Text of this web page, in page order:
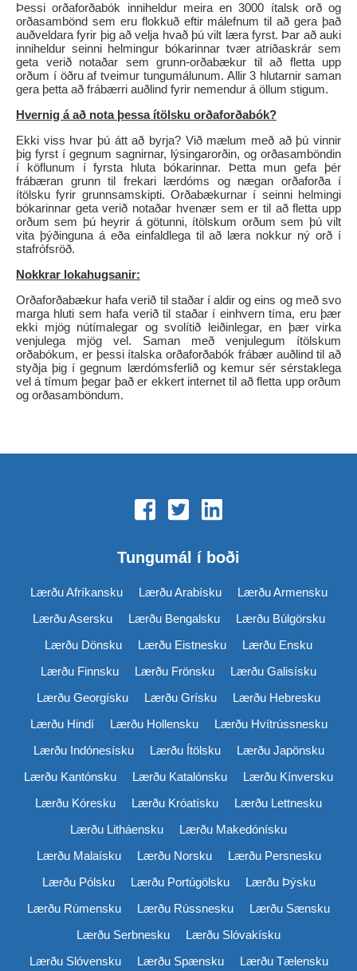
Þessi orðaforðabók inniheldur meira en 3000 ítalsk orð og
orðasambönd sem eru flokkuð eftir málefnum til að gera það
auðveldara fyrir þig að velja hvað þú vilt læra fyrst. Þar að auki
inniheldur seinni helmingur bókarinnar tvær atriðaskrár sem
geta verið notaðar sem grunn-orðabækur til að fletta upp
orðum í öðru af tveimur tungumálunum. Allir 3 hlutarnir saman
gera þetta að frábærri auðlind fyrir nemendur á öllum stigum.
Hvernig á að nota þessa ítölsku orðaforðabók?
Ekki viss hvar þú átt að byrja? Við mælum með að þú vinnir
þig fyrst í gegnum sagnirnar, lýsingarorðin, og orðasamböndin
í köflunum í fyrsta hluta bókarinnar. Þetta mun gefa þér
frábæran grunn til frekari lærdóms og nægan orðaforða í
ítölsku fyrir grunnsamskipti. Orðabækurnar í seinni helmingi
bókarinnar geta verið notaðar hvenær sem er til að fletta upp
orðum sem þú heyrir á götunni, ítölskum orðum sem þú vilt
vita þýðinguna á eða einfaldlega til að læra nokkur ný orð í
stafrófsröð.
Nokkrar lokahugsanir:
Orðaforðabækur hafa verið til staðar í aldir og eins og með svo
marga hluti sem hafa verið til staðar í einhvern tíma, eru þær
ekki mjög nútímalegar og svolítið leiðinlegar, en þær virka
venjulega mjög vel. Saman með venjulegum ítölskum
orðabókum, er þessi ítalska orðaforðabók frábær auðlind til að
styðja þig í gegnum lærdómsferlið og kemur sér sérstaklega
vel á tímum þegar það er ekkert internet til að fletta upp orðum
og orðasamböndum.
Tungumál í boði
Lærðu Afríkansku Lærðu Arabísku
Lærðu Armensku
Lærðu Asersku
Lærðu Bengalsku
Lærðu Búlgörsku
Lærðu Dönsku
Lærðu Eistnesku
Lærðu Ensku
Lærðu Finnsku
Lærðu Frönsku
Lærðu Galisísku
Lærðu Georgísku
Lærðu Grísku
Lærðu Hebresku
Lærðu Hindí
Lærðu Hollensku
Lærðu Hvítrússnesku
Lærðu Indónesísku
Lærðu Ítölsku
Lærðu Japönsku
Lærðu Kantónsku
Lærðu Katalónsku
Lærðu Kínversku
Lærðu Kóresku
Lærðu Króatísku
Lærðu Lettnesku
Lærðu Litháensku
Lærðu Makedónísku
Lærðu Malaísku
Lærðu Norsku
Lærðu Persnesku
Lærðu Pólsku
Lærðu Portúgölsku
Lærðu Þýsku
Lærðu Rúmensku
Lærðu Rússnesku
Lærðu Sænsku
Lærðu Serbnesku
Lærðu Slóvakísku
Lærðu Slóvensku
Lærðu Spænsku
Lærðu Tælensku